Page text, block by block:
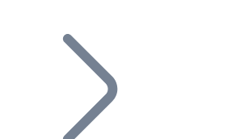
Bitcoin